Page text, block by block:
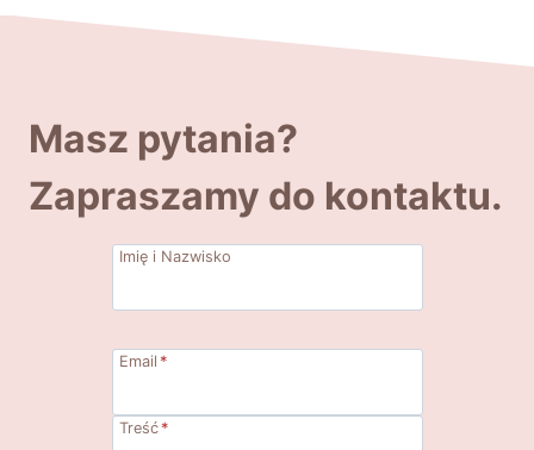
Masz pytania?
Zapraszamy do kontaktu.
Imię i Nazwisko
Email *
Treść *